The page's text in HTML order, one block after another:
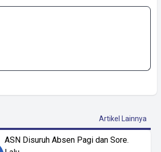
Artikel Lainnya
ASN Disuruh Absen Pagi dan Sore.